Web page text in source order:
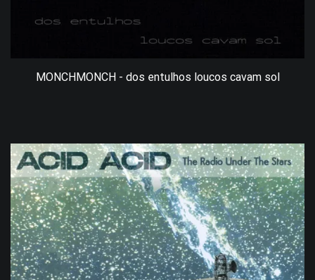
MONCHMONCH - dos entulhos loucos cavam sol